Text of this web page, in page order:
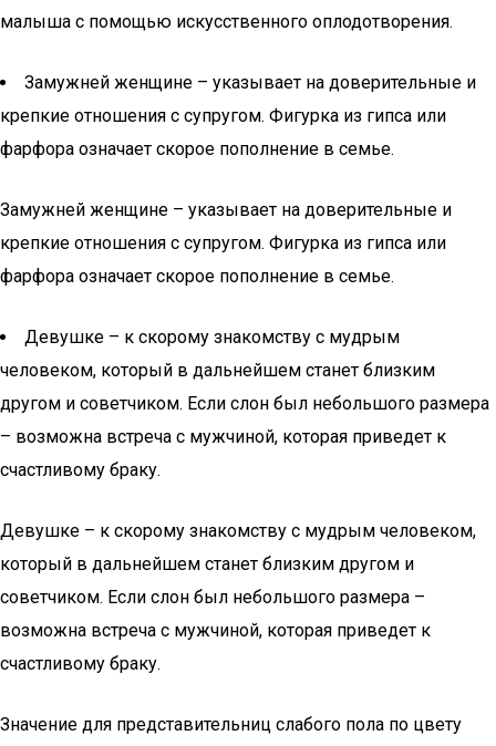
малыша с помощью искусственного оплодотворения.
Замужней женщине – указывает на доверительные и
крепкие отношения с супругом. Фигурка из гипса или
фарфора означает скорое пополнение в семье.
Замужней женщине – указывает на доверительные и
крепкие отношения с супругом. Фигурка из гипса или
фарфора означает скорое пополнение в семье.
Девушке – к скорому знакомству с мудрым
человеком, который в дальнейшем станет близким
другом и советчиком. Если слон был небольшого размера
– возможна встреча с мужчиной, которая приведет к
счастливому браку.
Девушке – к скорому знакомству с мудрым человеком,
который в дальнейшем станет близким другом и
советчиком. Если слон был небольшого размера –
возможна встреча с мужчиной, которая приведет к
счастливому браку.
Значение для представительниц слабого пола по цвету